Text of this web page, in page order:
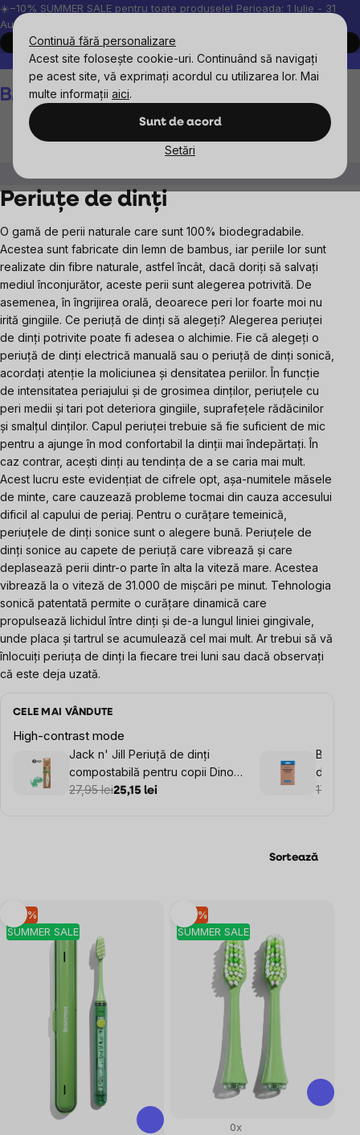
Continuă fără personalizare
Acest site folosește cookie-uri. Continuând să navigați
pe acest site, vă exprimați acordul cu utilizarea lor. Mai
multe informații aici.
Sunt de acord
Setări
Treci
la
conținut
☀️−10% SUMMER SALE pentru toate produsele! Perioada: 1 Iulie - 31
August, 2026.
Cumpără acum
Peste 200.000 de recenzii verificate
Produsele noastre sunt
Coş
de
Periuțe de dinți
O gamă de perii naturale care sunt 100% biodegradabile.
Acestea sunt fabricate din lemn de bambus, iar periile lor sunt
realizate din fibre naturale, astfel încât, dacă doriți să salvați
mediul înconjurător, aceste perii sunt alegerea potrivită. De
asemenea, în îngrijirea orală, deoarece peri lor foarte moi nu
irită gingiile. Ce periuță de dinți să alegeți? Alegerea periuței
de dinți potrivite poate fi adesea o alchimie. Fie că alegeți o
periuță de dinți electrică manuală sau o periuță de dinți sonică,
acordați atenție la moliciunea și densitatea periilor. În funcție
de intensitatea periajului și de grosimea dinților, periuțele cu
peri medii și tari pot deteriora gingiile, suprafețele rădăcinilor
și smalțul dinților. Capul periuței trebuie să fie suficient de mic
pentru a ajunge în mod confortabil la dinții mai îndepărtați. În
caz contrar, acești dinți au tendința de a se caria mai mult.
Acest lucru este evidențiat de cifrele opt, așa-numitele măsele
de minte, care cauzează probleme tocmai din cauza accesului
dificil al capului de periaj. Pentru o curățare temeinică,
periuțele de dinți sonice sunt o alegere bună. Periuțele de
dinți sonice au capete de periuță care vibrează și care
deplasează perii dintr-o parte în alta la viteză mare. Acestea
vibrează la o viteză de 31.000 de mișcări pe minut. Tehnologia
sonică patentată permite o curățare dinamică care
propulsează lichidul între dinți și de-a lungul liniei gingivale,
unde placa și tartrul se acumulează cel mai mult. Ar trebui să vă
înlocuiți periuța de dinți la fiecare trei luni sau dacă observați
că este deja uzată.
CELE MAI VÂNDUTE
High-contrast mode
Jack n' Jill Periuță de dinți
compostabilă pentru copii Dino,
extra moale
27,95 lei25,15 lei
din
17,12 lei
Sortează
Listă
produse
SUMMER SALE
–10 %
SUMMER SALE
–10 %
0x